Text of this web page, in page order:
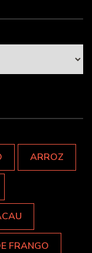
ARROZ
FRANGO